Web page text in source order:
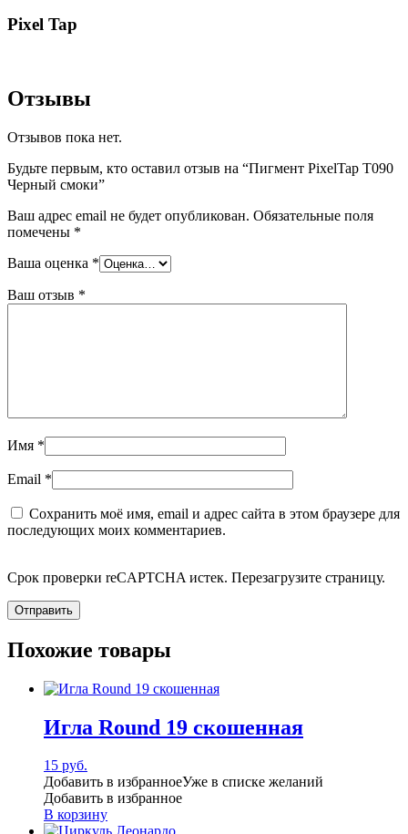
Pixel Tap
Отзывы
Отзывов пока нет.
Будьте первым, кто оставил отзыв на “Пигмент PixelTap Т090
Черный смоки”
Ваш адрес email не будет опубликован. Обязательные поля
помечены *
Ваша оценка *
Ваш отзыв *
Имя *
Email *
Сохранить моё имя, email и адрес сайта в этом браузере для
последующих моих комментариев.
Срок проверки reCAPTCHA истек. Перезагрузите страницу.
Похожие товары
Игла Round 19 скошенная
15 руб.
Добавить в избранноеУже в списке желаний
Добавить в избранное
В корзину